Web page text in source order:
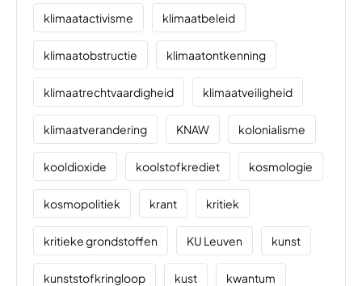
klimaatactivisme klimaatbeleid
klimaatobstructie klimaatontkenning
klimaatrechtvaardigheid klimaatveiligheid
klimaatverandering KNAW kolonialisme
kooldioxide koolstofkrediet kosmologie
kosmopolitiek krant kritiek
kritieke grondstoffen KU Leuven kunst
kunststofkringloop kust kwantum